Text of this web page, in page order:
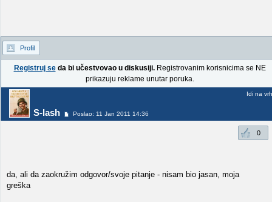
Profil
Registruj seda bi učestvovao u diskusiji.Registrovanim korisnicima se NE
prikazuju reklame unutar poruka.
S-lash Poslao: 11 Jan 2011 14:36
Idi na vrh
0
da, ali da zaokružim odgovor/svoje pitanje - nisam bio jasan, moja
greška